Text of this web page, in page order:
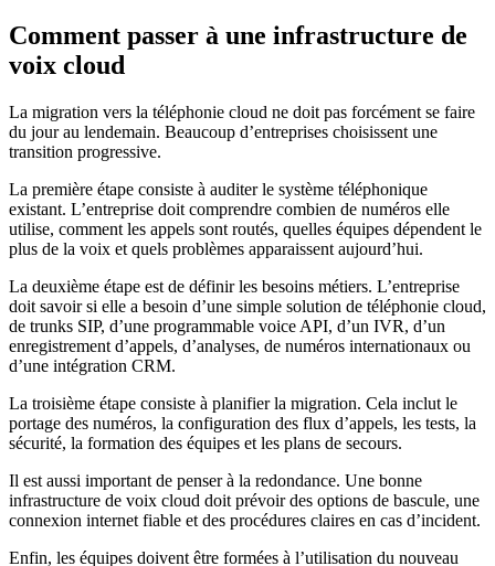
Comment passer à une infrastructure de
voix cloud
La migration vers la téléphonie cloud ne doit pas forcément se faire
du jour au lendemain. Beaucoup d’entreprises choisissent une
transition progressive.
La première étape consiste à auditer le système téléphonique
existant. L’entreprise doit comprendre combien de numéros elle
utilise, comment les appels sont routés, quelles équipes dépendent le
plus de la voix et quels problèmes apparaissent aujourd’hui.
La deuxième étape est de définir les besoins métiers. L’entreprise
doit savoir si elle a besoin d’une simple solution de téléphonie cloud,
de trunks SIP, d’une programmable voice API, d’un IVR, d’un
enregistrement d’appels, d’analyses, de numéros internationaux ou
d’une intégration CRM.
La troisième étape consiste à planifier la migration. Cela inclut le
portage des numéros, la configuration des flux d’appels, les tests, la
sécurité, la formation des équipes et les plans de secours.
Il est aussi important de penser à la redondance. Une bonne
infrastructure de voix cloud doit prévoir des options de bascule, une
connexion internet fiable et des procédures claires en cas d’incident.
Enfin, les équipes doivent être formées à l’utilisation du nouveau